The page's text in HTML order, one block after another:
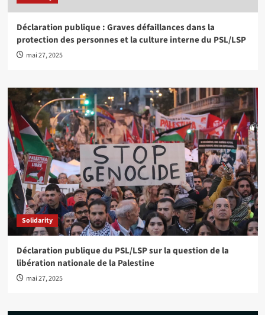
Déclaration publique : Graves défaillances dans la
protection des personnes et la culture interne du PSL/LSP
mai 27, 2025
Solidarity
Déclaration publique du PSL/LSP sur la question de la
libération nationale de la Palestine
mai 27, 2025